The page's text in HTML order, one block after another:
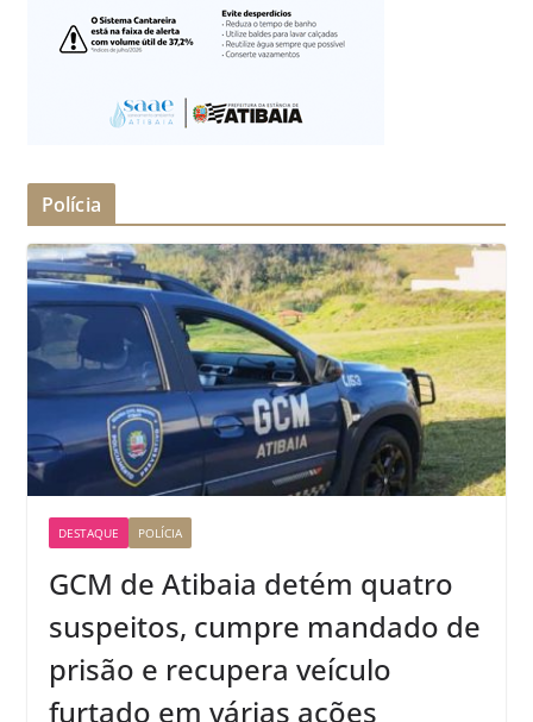
Polícia
DESTAQUE POLÍCIA
GCM de Atibaia detém quatro
suspeitos, cumpre mandado de
prisão e recupera veículo
furtado em várias ações